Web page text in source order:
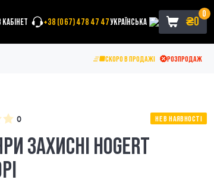
КАБІНЕТ +38 (067) 478 47 47УКРАЇНСЬКА
0
₴0
СКОРО В ПРОДАЖІ РОЗПРОДАЖ
0 НЕ В НАЯВНОСТІ
ЗАХИСНІ HOGERT